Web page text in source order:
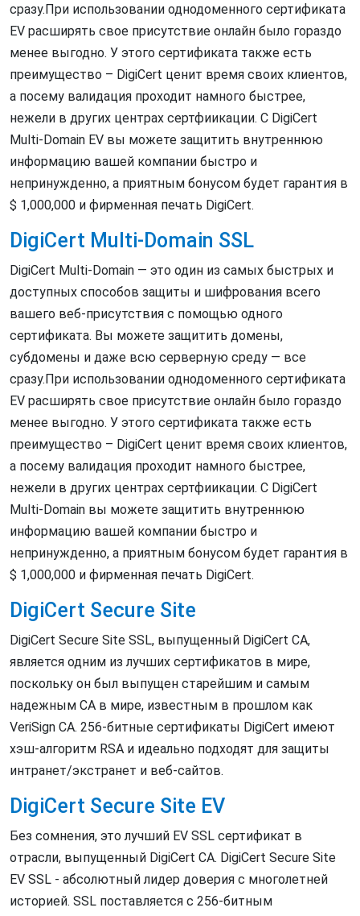
сразу.При использовании однодоменного сертификата
EV расширять свое присутствие онлайн было гораздо
менее выгодно. У этого сертификата также есть
преимущество – DigiCert ценит время своих клиентов,
а посему валидация проходит намного быстрее,
нежели в других центрах сертфиикации. С DigiCert
Multi-Domain EV вы можете защитить внутреннюю
информацию вашей компании быстро и
непринужденно, а приятным бонусом будет гарантия в
$ 1,000,000 и фирменная печать DigiCert.
DigiCert Multi-Domain SSL
DigiCert Multi-Domain — это один из самых быстрых и
доступных способов защиты и шифрования всего
вашего веб-присутствия с помощью одного
сертификата. Вы можете защитить домены,
субдомены и даже всю серверную среду — все
сразу.При использовании однодоменного сертификата
EV расширять свое присутствие онлайн было гораздо
менее выгодно. У этого сертификата также есть
преимущество – DigiCert ценит время своих клиентов,
а посему валидация проходит намного быстрее,
нежели в других центрах сертфиикации. С DigiCert
Multi-Domain вы можете защитить внутреннюю
информацию вашей компании быстро и
непринужденно, а приятным бонусом будет гарантия в
$ 1,000,000 и фирменная печать DigiCert.
DigiCert Secure Site
DigiCert Secure Site SSL, выпущенный DigiCert CA,
является одним из лучших сертификатов в мире,
поскольку он был выпущен старейшим и самым
надежным CA в мире, известным в прошлом как
VeriSign CA. 256-битные сертификаты DigiCert имеют
хэш-алгоритм RSA и идеально подходят для защиты
интранет/экстранет и веб-сайтов.
DigiCert Secure Site EV
Без сомнения, это лучший EV SSL сертификат в
отрасли, выпущенный DigiCert CA. DigiCert Secure Site
EV SSL - абсолютный лидер доверия с многолетней
историей. SSL поставляется с 256-битным